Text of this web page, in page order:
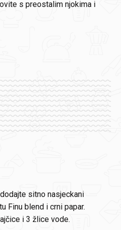
s preostalim njokima i
sitno nasjeckani
Finu blend i crni papar.
i 3 žlice vode.